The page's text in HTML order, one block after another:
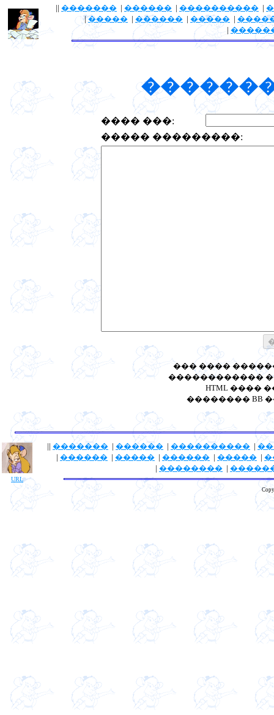
|| ������� | ������ | ���������� |
|����� | ������ | ����� |
|
���� ���:
����� ���������:
��� ����
������������
HTML
�������� BB
URL
|| ������� | ������ | ���������� |
| ������ | ����� | ������ | ����� |
| �������� |